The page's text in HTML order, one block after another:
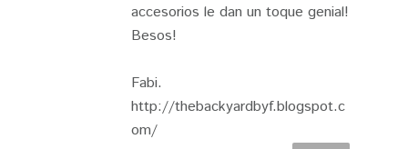
accesorios le dan un toque genial!
Besos!
Fabi.
http://thebackyardbyf.blogspot.c
om/